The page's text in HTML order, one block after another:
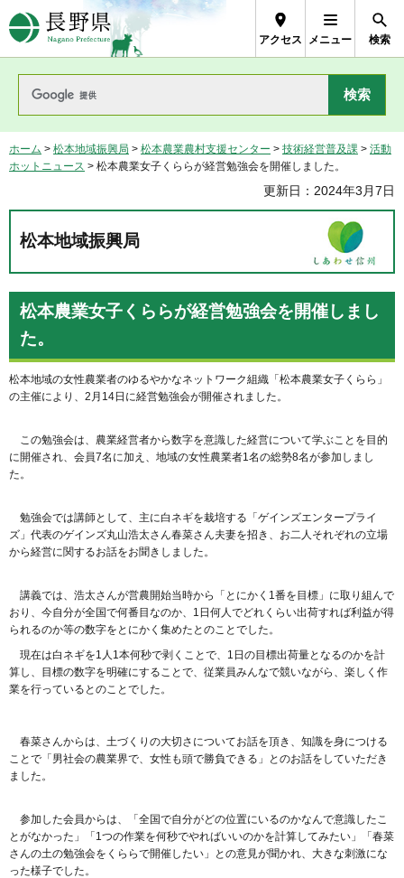
長野県Nagano Prefecture
アクセス メニュー 検索
ホーム > 松本地域振興局 > 松本農業農村支援センター > 技術経営普及課 > 活動
ホットニュース > 松本農業女子くららが経営勉強会を開催しました。
更新日：2024年3月7日
松本地域振興局
松本農業女子くららが経営勉強会を開催しまし
た。
松本地域の女性農業者のゆるやかなネットワーク組織「松本農業女子くらら」
の主催により、2月14日に経営勉強会が開催されました。
この勉強会は、農業経営者から数字を意識した経営について学ぶことを目的
に開催され、会員7名に加え、地域の女性農業者1名の総勢8名が参加しまし
た。
勉強会では講師として、主に白ネギを栽培する「ゲインズエンタープライ
ズ」代表のゲインズ丸山浩太さん春菜さん夫妻を招き、お二人それぞれの立場
から経営に関するお話をお聞きしました。
講義では、浩太さんが営農開始当時から「とにかく1番を目標」に取り組んで
おり、今自分が全国で何番目なのか、1日何人でどれくらい出荷すれば利益が得
られるのか等の数字をとにかく集めたとのことでした。
現在は白ネギを1人1本何秒で剥くことで、1日の目標出荷量となるのかを計
算し、目標の数字を明確にすることで、従業員みんなで競いながら、楽しく作
業を行っているとのことでした。
春菜さんからは、土づくりの大切さについてお話を頂き、知識を身につける
ことで「男社会の農業界で、女性も頭で勝負できる」とのお話をしていただき
ました。
参加した会員からは、「全国で自分がどの位置にいるのかなんで意識したこ
とがなかった」「1つの作業を何秒でやればいいのかを計算してみたい」「春菜
さんの土の勉強会をくららで開催したい」との意見が聞かれ、大きな刺激にな
った様子でした。